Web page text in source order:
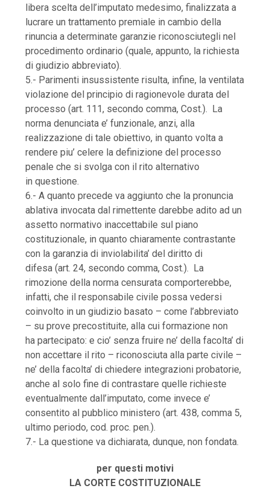
libera scelta dell’imputato medesimo, finalizzata a
lucrare un trattamento premiale in cambio della
rinuncia a determinate garanzie riconosciutegli nel
procedimento ordinario (quale, appunto, la richiesta
di giudizio abbreviato).
5.- Parimenti insussistente risulta, infine, la ventilata
violazione del principio di ragionevole durata del
processo (art. 111, secondo comma, Cost.). La
norma denunciata e’ funzionale, anzi, alla
realizzazione di tale obiettivo, in quanto volta a
rendere piu’ celere la definizione del processo
penale che si svolga con il rito alternativo
in questione.
6.- A quanto precede va aggiunto che la pronuncia
ablativa invocata dal rimettente darebbe adito ad un
assetto normativo inaccettabile sul piano
costituzionale, in quanto chiaramente contrastante
con la garanzia di inviolabilita’ del diritto di
difesa (art. 24, secondo comma, Cost.). La
rimozione della norma censurata comporterebbe,
infatti, che il responsabile civile possa vedersi
coinvolto in un giudizio basato – come l’abbreviato
– su prove precostituite, alla cui formazione non
ha partecipato: e cio’ senza fruire ne’ della facolta’ di
non accettare il rito – riconosciuta alla parte civile –
ne’ della facolta’ di chiedere integrazioni probatorie,
anche al solo fine di contrastare quelle richieste
eventualmente dall’imputato, come invece e’
consentito al pubblico ministero (art. 438, comma 5,
ultimo periodo, cod. proc. pen.).
7.- La questione va dichiarata, dunque, non fondata.
per questi motivi
LA CORTE COSTITUZIONALE